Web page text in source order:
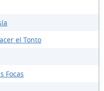
el Tonto
Focas